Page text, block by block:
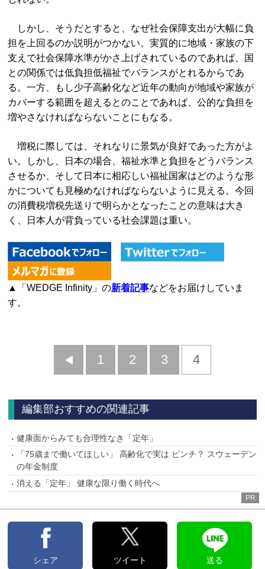
しかし、そうだとすると、なぜ社会保障支出が大幅に負
担を上回るのか説明がつかない。実質的に地域・家族の下
支えで社会保障水準がかさ上げされているのであれば、国
との関係では低負担低福祉でバランスがとれるからであ
る。一方、もし少子高齢化など近年の動向が地域や家族が
カバーする範囲を超えるとのことであれば、公的な負担を
増やさなければならないことにもなる。
増税に際しては、それなりに景気が良好であった方がよ
い。しかし、日本の場合、福祉水準と負担をどうバランス
させるか、そして日本に相応しい福祉国家はどのような形
かについても見極めなければならないように見える。今回
の消費税増税先送りで明らかとなったことの意味は大き
く、日本人が背負っている社会課題は重い。
▲「WEDGE Infinity」の新着記事などをお届けしていま
す。
前
1 2 3 4
編集部おすすめの関連記事
健康面からみても合理性なき「定年」
「75歳まで働いてほしい」 高齢化で実は ピンチ？ スウェーデン
の年金制度
消える「定年」 健康な限り働く時代へ
PR
シェア ツイート 送る